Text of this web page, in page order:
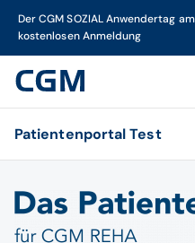
Der CGM SOZIAL Anwendertag
kostenlosen Anmeldung
Patientenportal Test